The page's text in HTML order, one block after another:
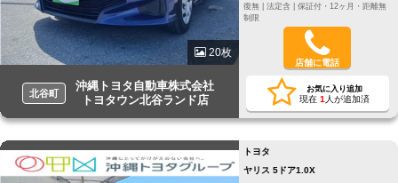
20枚
北谷町
沖縄トヨタ自動車株式会社
トヨタウン北谷ランド店
復無 | 法定含 | 保証付・12ヶ月・距離無
制限
店舗に電話
お気に入り追加
現在 1 人が追加済
トヨタ
ヤリス 5ドア1.0X